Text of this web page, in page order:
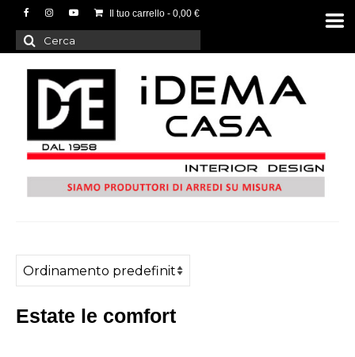
Il tuo carrello - 0,00 €
Cerca:
Estate le comfort